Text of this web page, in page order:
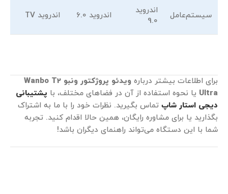
سیستم‌عامل
اندروید
9.0
اندروید 6.0 اندروید TV
برای اطلاعات بیشتر درباره ویدئو پروژکتور ونبو Wanbo T2
Ultra یا نحوه استفاده از آن در فضاهای مختلف، با پشتیبانی
دیجی استار شاپ تماس بگیرید. نظرات خود را با ما به اشتراک
بگذارید یا برای مشاوره رایگان، همین حالا اقدام کنید. تجربه
شما با این دستگاه می‌تواند راهنمای دیگران باشد!